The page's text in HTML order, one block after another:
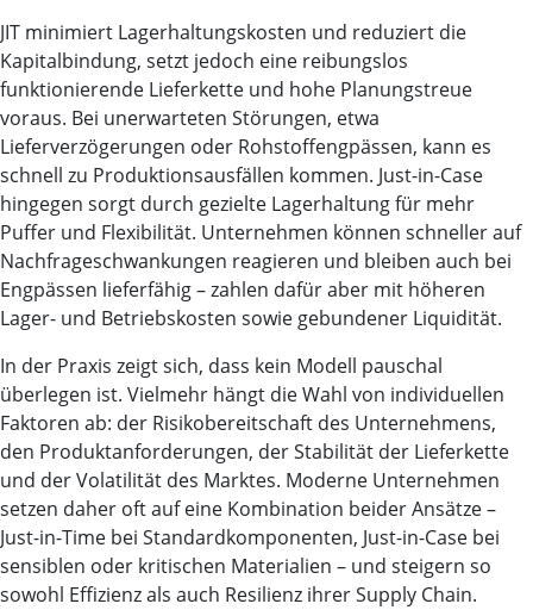
JIT minimiert Lagerhaltungskosten und reduziert die
Kapitalbindung, setzt jedoch eine reibungslos
funktionierende Lieferkette und hohe Planungstreue
voraus. Bei unerwarteten Störungen, etwa
Lieferverzögerungen oder Rohstoffengpässen, kann es
schnell zu Produktionsausfällen kommen. Just-in-Case
hingegen sorgt durch gezielte Lagerhaltung für mehr
Puffer und Flexibilität. Unternehmen können schneller auf
Nachfrageschwankungen reagieren und bleiben auch bei
Engpässen lieferfähig – zahlen dafür aber mit höheren
Lager- und Betriebskosten sowie gebundener Liquidität.
In der Praxis zeigt sich, dass kein Modell pauschal
überlegen ist. Vielmehr hängt die Wahl von individuellen
Faktoren ab: der Risikobereitschaft des Unternehmens,
den Produktanforderungen, der Stabilität der Lieferkette
und der Volatilität des Marktes. Moderne Unternehmen
setzen daher oft auf eine Kombination beider Ansätze –
Just-in-Time bei Standardkomponenten, Just-in-Case bei
sensiblen oder kritischen Materialien – und steigern so
sowohl Effizienz als auch Resilienz ihrer Supply Chain.